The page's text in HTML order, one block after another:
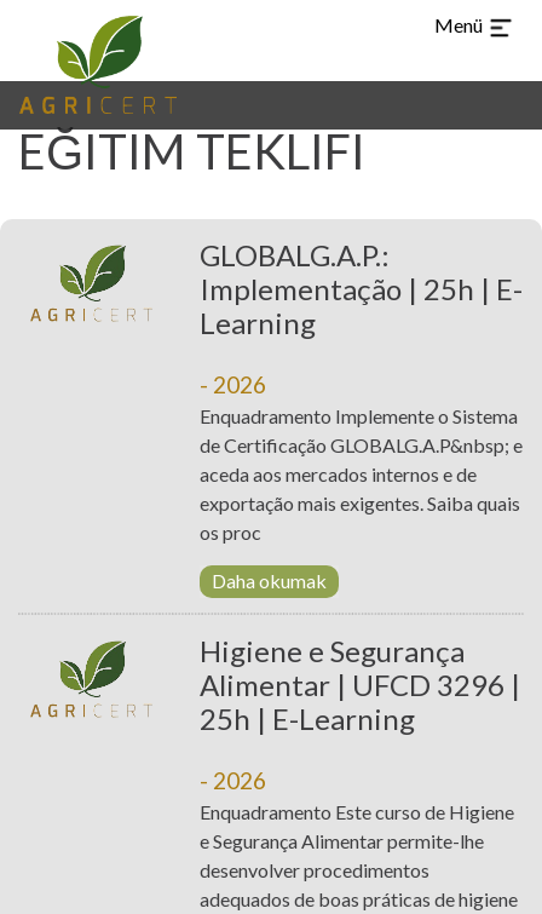
Menü
CHI ARA PT
ANA
SAYFASI (CURRENT)
HABERLER
PROJELER
BAĞLANTILARINI
agricert@agricert.pt
EĞITIM TEKLIFI
GLOBALG.A.P.:
Implementação | 25h | E-
Learning
- 2026
Enquadramento Implemente o Sistema
de Certificação GLOBALG.A.P&nbsp; e
aceda aos mercados internos e de
exportação mais exigentes. Saiba quais
os proc
Daha okumak
Higiene e Segurança
Alimentar | UFCD 3296 |
25h | E-Learning
- 2026
Enquadramento Este curso de Higiene
e Segurança Alimentar permite-lhe
desenvolver procedimentos
adequados de boas práticas de higiene